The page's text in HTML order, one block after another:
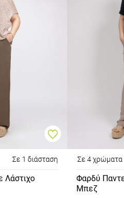
Σε 1 διάσταση
Λάστιχο
Σε 4 χρώματα
Φαρδύ
Μπεζ